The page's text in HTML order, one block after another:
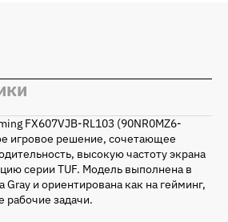
FX607VJB-RL103 (90NR0MZ6-
игровое решение, сочетающее
высокую частоту экрана
серии TUF. Модель выполнена в
Gray и ориентирована как на гейминг,
рабочие задачи.